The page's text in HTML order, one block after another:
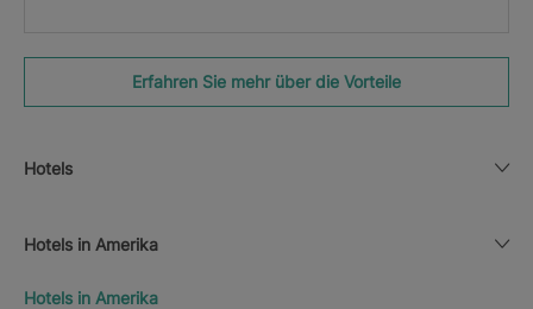
Erfahren Sie mehr über die Vorteile
Hotels
Hotels in Amerika
Hotels in Amerika